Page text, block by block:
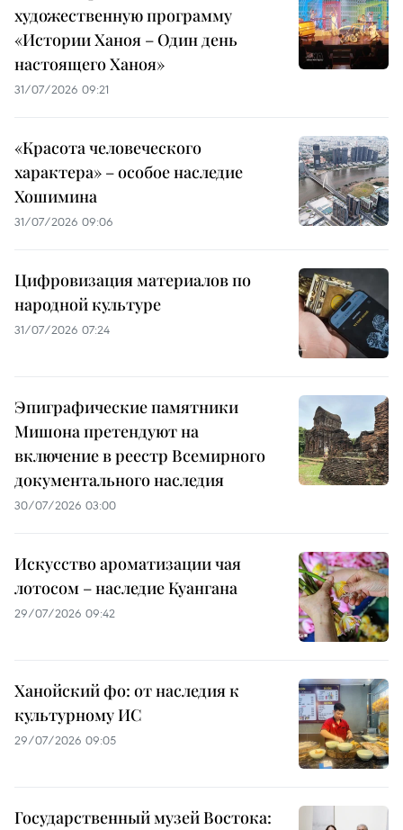
художественную программу
«Истории Ханоя – Один день
настоящего Ханоя»
31/07/2026 09:21
«Красота человеческого
характера» – особое наследие
Хошимина
31/07/2026 09:06
Цифровизация материалов по
народной культуре
31/07/2026 07:24
Эпиграфические памятники
Мишона претендуют на
включение в реестр Всемирного
документального наследия
30/07/2026 03:00
Искусство ароматизации чая
лотосом – наследие Куангана
29/07/2026 09:42
Ханойский фо: от наследия к
культурному ИС
29/07/2026 09:05
Государственный музей Востока: